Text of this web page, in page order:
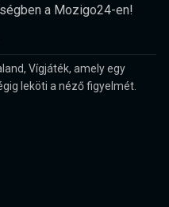
a Mozigo24-en!
Vígjáték, amely egy
leköti a néző figyelmét.